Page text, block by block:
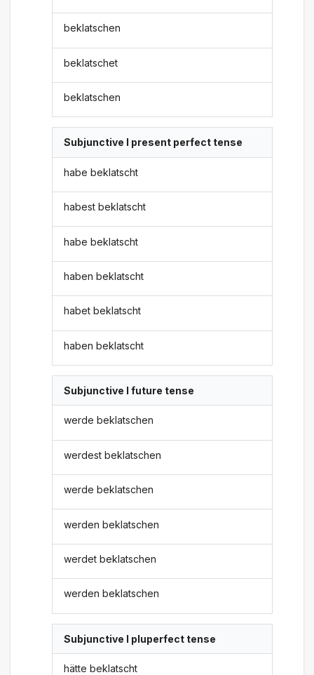
beklatschen
beklatschet
beklatschen
Subjunctive I present perfect tense
habe beklatscht
habest beklatscht
habe beklatscht
haben beklatscht
habet beklatscht
haben beklatscht
Subjunctive I future tense
werde beklatschen
werdest beklatschen
werde beklatschen
werden beklatschen
werdet beklatschen
werden beklatschen
Subjunctive I pluperfect tense
hätte beklatscht